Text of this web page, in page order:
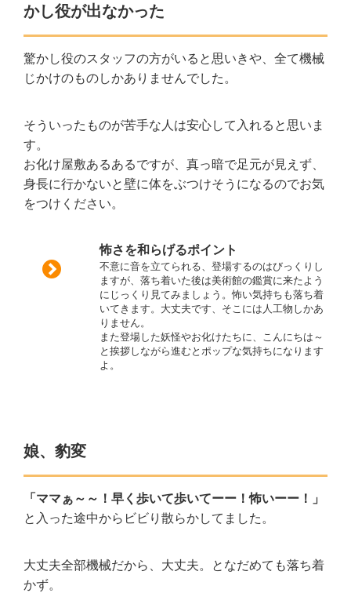
かし役が出なかった
驚かし役のスタッフの方がいると思いきや、全て機械
じかけのものしかありませんでした。
そういったものが苦手な人は安心して入れると思いま
す。
お化け屋敷あるあるですが、真っ暗で足元が見えず、
身長に行かないと壁に体をぶつけそうになるのでお気
をつけください。
怖さを和らげるポイント
不意に音を立てられる、登場するのはびっくりし
ますが、落ち着いた後は美術館の鑑賞に来たよう
にじっくり見てみましょう。怖い気持ちも落ち着
いてきます。大丈夫です、そこには人工物しかあ
りません。
また登場した妖怪やお化けたちに、こんにちは～
と挨拶しながら進むとポップな気持ちになります
よ。
娘、豹変
「ママぁ～～！早く歩いて歩いてーー！怖いーー！」
と入った途中からビビり散らかしてました。
大丈夫全部機械だから、大丈夫。となだめても落ち着
かず。